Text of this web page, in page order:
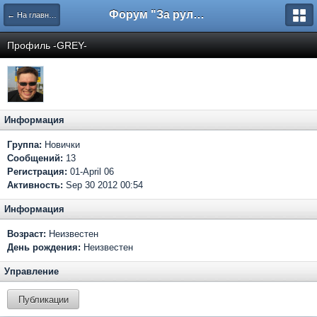
← На главную Форум "За рулем"
Профиль -GREY-
Информация
Группа: Новички
Сообщений: 13
Регистрация: 01-April 06
Активность: Sep 30 2012 00:54
Информация
Возраст: Неизвестен
День рождения: Неизвестен
Управление
Публикации